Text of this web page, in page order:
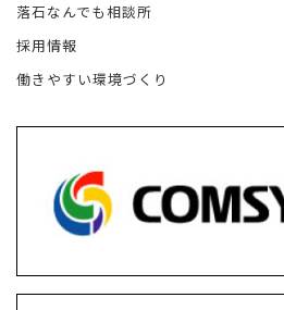
落石なんでも相談所
採用情報
働きやすい環境づくり